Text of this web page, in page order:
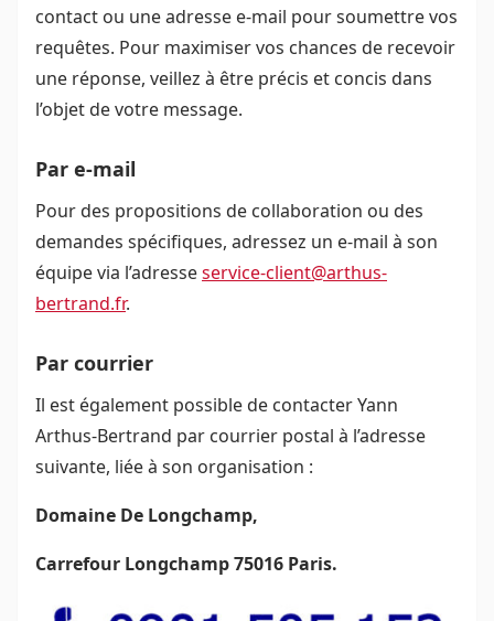
contact ou une adresse e-mail pour soumettre vos
requêtes. Pour maximiser vos chances de recevoir
une réponse, veillez à être précis et concis dans
l’objet de votre message.
Par e-mail
Pour des propositions de collaboration ou des
demandes spécifiques, adressez un e-mail à son
équipe via l’adresseservice-client@arthus-
bertrand.fr.
Par courrier
Il est également possible de contacter Yann
Arthus-Bertrand par courrier postal à l’adresse
suivante, liée à son organisation :
Domaine De Longchamp,
Carrefour Longchamp 75016 Paris.